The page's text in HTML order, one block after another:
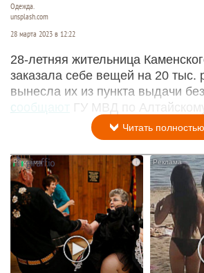
Одежда.
unsplash.com
28 марта 2023 в 12:22
28-летняя жительница
заказала себе вещей на 20 тыс.
вынесла их из пункта выдачи
сообщают
ГУ МВД по
Читать полностью